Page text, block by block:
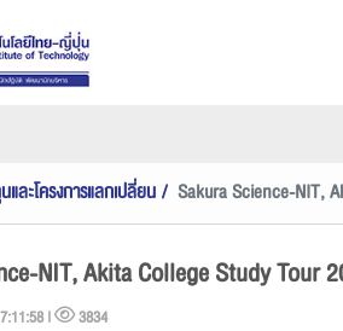
และโครงการแลกเปลี่ยน Sakura Science-NIT,
NIT, Akita College Study Tour
| 3834